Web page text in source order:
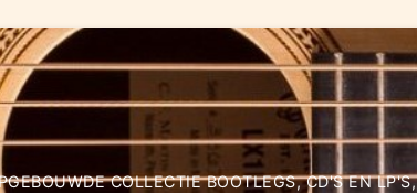
COLLECTIE BOOTLEGS, CD'S EN LP'S,